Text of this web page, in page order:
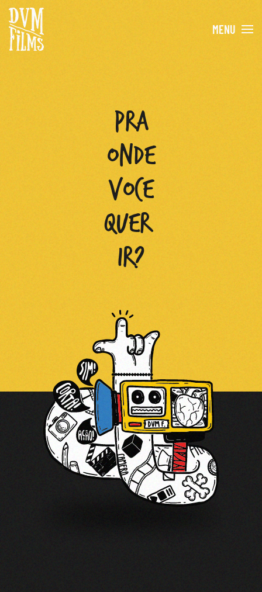
Skip to main content MENU
PRA
ONDE
VOCÊ
QUER
IR?